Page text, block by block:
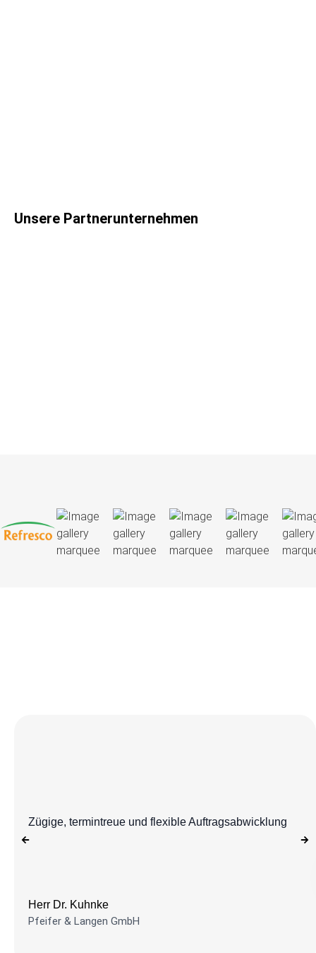
Unsere Partnerunternehmen
Zügige, termintreue und flexible Auftragsabwicklung
Herr Dr. Kuhnke
Pfeifer & Langen GmbH